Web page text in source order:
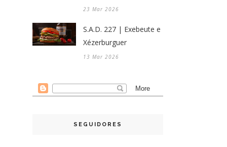
23 Mar 2026
S.A.D. 227 | Exebeute e
Xézerburguer
13 Mar 2026
SEGUIDORES